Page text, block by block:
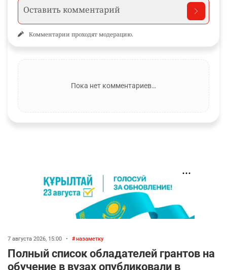
Комментарии проходят модерацию.
Пока нет комментариев…
7 августа 2026, 15:00 • назаметку
Полный список обладателей грантов на
обучение в вузах опубликовали в